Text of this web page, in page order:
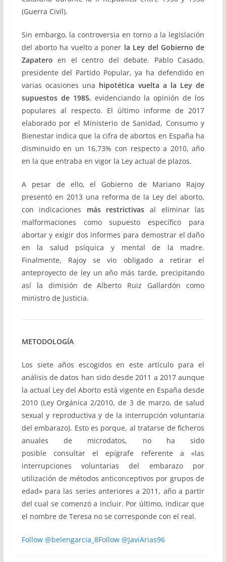
(Guerra Civil).
Sin embargo, la controversia en torno a la legislación
del aborto ha vuelto a poner la Ley del Gobierno de
Zapatero en el centro del debate. Pablo Casado,
presidente del Partido Popular, ya ha defendido en
varias ocasiones una hipotética vuelta a la Ley de
supuestos de 1985, evidenciando la opinión de los
populares al respecto. El último informe de 2017
elaborado por el Ministerio de Sanidad, Consumo y
Bienestar indica que la cifra de abortos en España ha
disminuido en un 16,73% con respecto a 2010, año
en la que entraba en vigor la Ley actual de plazos.
A pesar de ello, el Gobierno de Mariano Rajoy
presentó en 2013 una reforma de la Ley del aborto,
con indicaciones más restrictivas al eliminar las
malformaciones como supuesto específico para
abortar y exigir dos informes para demostrar el daño
en la salud psíquica y mental de la madre.
Finalmente, Rajoy se vio obligado a retirar el
anteproyecto de ley un año más tarde, precipitando
así la dimisión de Alberto Ruiz Gallardón como
ministro de Justicia.
METODOLOGÍA
Los siete años escogidos en este artículo para el
análisis de datos han sido desde 2011 a 2017 aunque
la actual Ley del Aborto está vigente en España desde
2010 (Ley Orgánica 2/2010, de 3 de marzo, de salud
sexual y reproductiva y de la interrupción voluntaria
del embarazo). Esto es porque, al tratarse de ficheros
anuales de microdatos, no ha sido
posible consultar el epígrafe referente a «las
interrupciones voluntarias del embarazo por
utilización de métodos anticonceptivos por grupos de
edad» para las series anteriores a 2011, año a partir
del cual se comenzó a incluir. Por último, indicar que
el nombre de Teresa no se corresponde con el real.
Follow @belengarcia_8Follow @JaviArias96